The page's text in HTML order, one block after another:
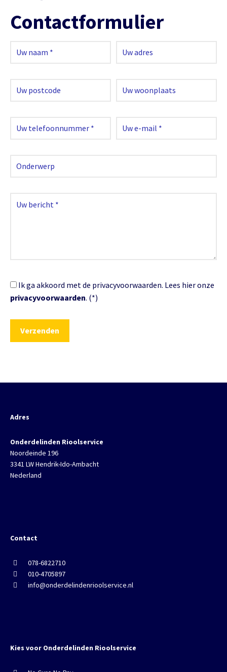
Contactformulier
Ik ga akkoord met de privacyvoorwaarden. Lees hier onze
privacyvoorwaarden. (*)
Adres
Onderdelinden Rioolservice
Noordeinde 196
3341 LW Hendrik-Ido-Ambacht
Nederland
Contact
078-6822710
010-4705897
info@onderdelindenrioolservice.nl
Kies voor Onderdelinden Rioolservice